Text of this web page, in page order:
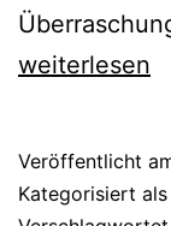
weiterlesen
Veröffentlicht
Kategorisiert als